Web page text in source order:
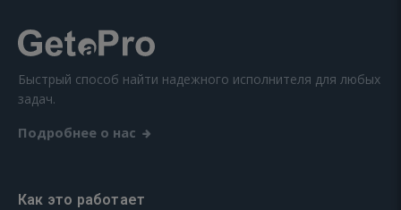
Быстрый способ найти надежного исполнителя для любых
задач.
Подробнее о нас
Как это работает